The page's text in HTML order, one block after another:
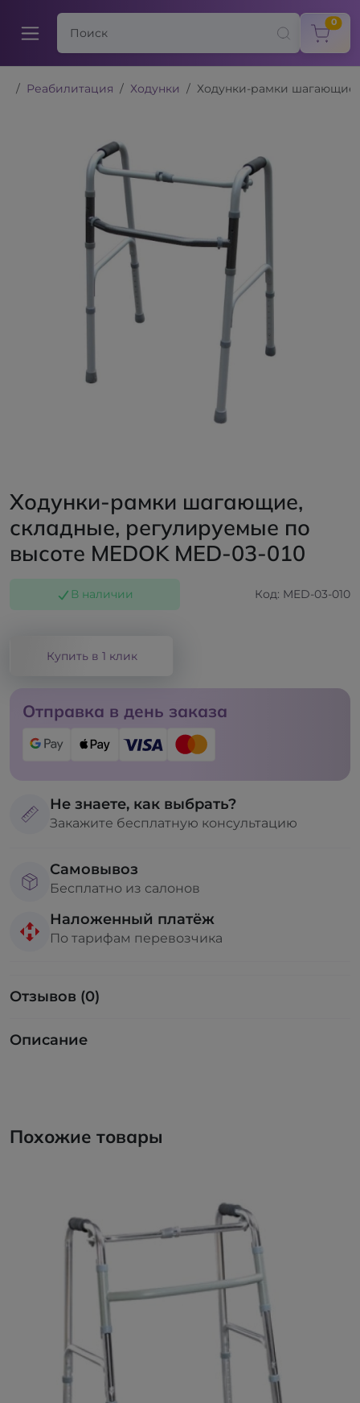
0
Реабилитация Ходунки Ходунки-рамки шагающие,
Ходунки-рамки шагающие,
складные, регулируемые по
высоте MEDOK MED-03-010
В наличии Код: MED-03-010
Купить в 1 клик
Отправка в день заказа
Не знаете, как выбрать?
Закажите бесплатную консультацию
Самовывоз
Бесплатно из салонов
Наложенный платёж
По тарифам перевозчика
Отзывов (0)
Описание
Похожие товары